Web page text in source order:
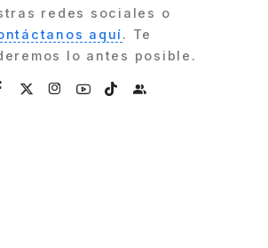
redes sociales o
aquí. Te
lo antes posible.